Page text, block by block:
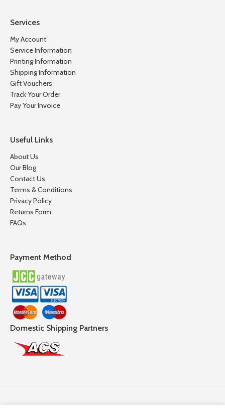
Services
My Account
Service Information
Printing Information
Shipping Information
Gift Vouchers
Track Your Order
Pay Your Invoice
Useful Links
About Us
Our Blog
Contact Us
Terms & Conditions
Privacy Policy
Returns Form
FAQs
Payment Method
Domestic Shipping Partners